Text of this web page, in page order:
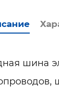
шина